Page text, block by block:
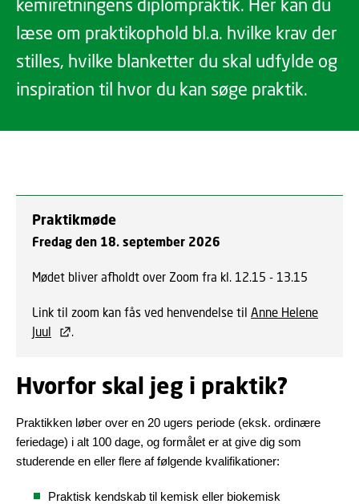
kemiretningens diplompraktik. Her kan du
læse om praktikophold bl.a. hvilke krav der
stilles, hvilke blanketter du skal udfylde og
inspiration til hvor du kan søge praktik.
Praktikmøde
Fredag den 18. september 2026
Mødet bliver afholdt over Zoom fra kl. 12.15 - 13.15
Link til zoom kan fås ved henvendelse til Anne Helene
Juul
.
Hvorfor skal jeg i praktik?
Praktikken løber over en 20 ugers periode (eksk. ordinære
feriedage) i alt 100 dage, og formålet er at give dig som
studerende en eller flere af følgende kvalifikationer:
Praktisk kendskab til kemisk eller biokemisk